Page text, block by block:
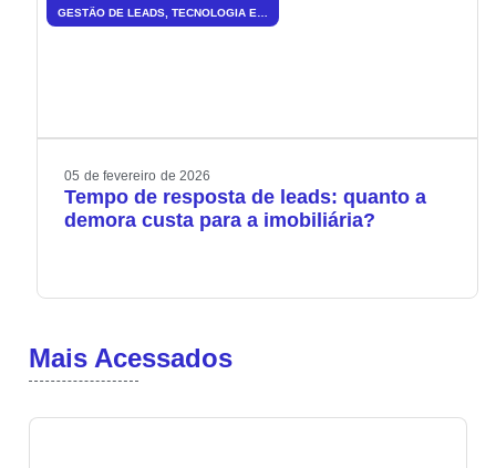
GESTÃO DE LEADS, TECNOLOGIA E INOVAÇÃO
05 de fevereiro de 2026
Tempo de resposta de leads: quanto a
demora custa para a imobiliária?
Mais Acessados